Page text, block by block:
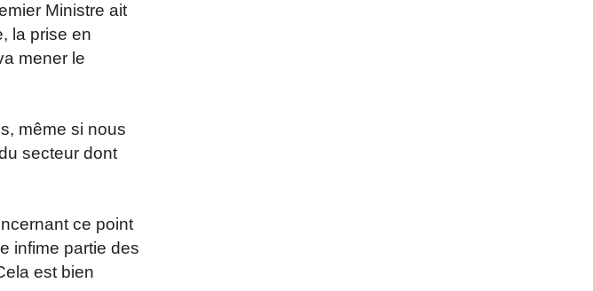
Ministre ait
la prise en
mener le
même si nous
secteur dont
ce point
infime partie des
est bien